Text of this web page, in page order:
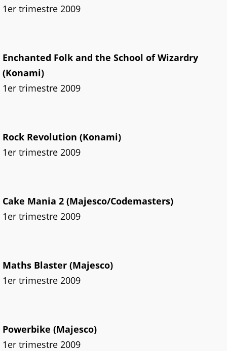
1er trimestre 2009
Enchanted Folk and the School of Wizardry
(Konami)
1er trimestre 2009
Rock Revolution (Konami)
1er trimestre 2009
Cake Mania 2 (Majesco/Codemasters)
1er trimestre 2009
Maths Blaster (Majesco)
1er trimestre 2009
Powerbike (Majesco)
1er trimestre 2009